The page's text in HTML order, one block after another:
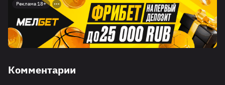
Реклама 18+
Комментарии